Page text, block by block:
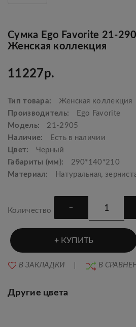
Сумка Ego Favorite 21-
Женская коллекция
11227р.
Тип товара:
Женская коллекция
Производитель:
Ego Favorite
Модель:
21-2905
Наличие:
Есть в наличии
Цвет:
Черный
Габариты (мм):
290*140*210
Материал:
Натуральная,
Количество
КУПИТЬ
В ЗАКЛАДКИ В
Другие цвета